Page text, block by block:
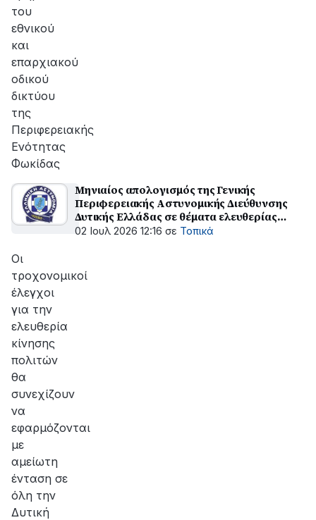
του
εθνικού
και
επαρχιακού
οδικού
δικτύου
της
Περιφερειακής
Ενότητας
Φωκίδας
Μηνιαίος απολογισμός της Γενικής
Περιφερειακής Αστυνομικής Διεύθυνσης
Δυτικής Ελλάδας σε θέματα ελευθερίας
κίνησης των πολιτών
02 Ιουλ 2026 12:16 σε Τοπικά
Οι
τροχονομικοί
έλεγχοι
για την
ελευθερία
κίνησης
πολιτών
θα
συνεχίζουν
να
εφαρμόζονται
με
αμείωτη
ένταση σε
όλη την
Δυτική